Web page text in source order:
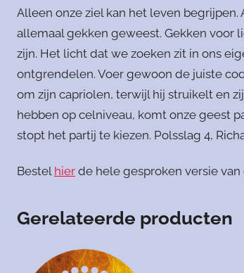
Alleen onze ziel kan het leven begrijpen.
allemaal gekken geweest. Gekken voor
zijn. Het licht dat we zoeken zit in ons
ontgrendelen. Voer gewoon de juiste
om zijn capriolen, terwijl hij struikelt en
hebben op celniveau, komt onze geest
stopt het partij te kiezen. Polsslag 4,
Bestel hier de hele gesproken versie van
Gerelateerde producten